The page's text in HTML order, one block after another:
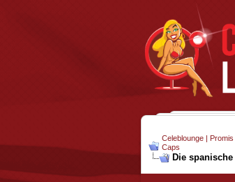
Celeblounge |
Caps
Die